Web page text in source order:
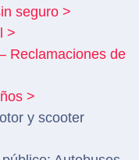
seguro >
>
Reclamaciones de
>
y scooter